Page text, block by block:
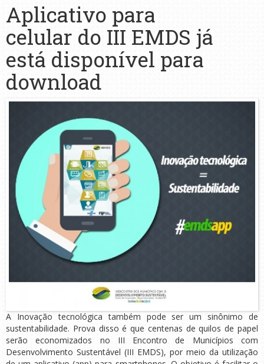
Aplicativo para
celular do III EMDS já
está disponível para
download
A Inovação tecnológica também pode ser um sinônimo de
sustentabilidade. Prova disso é que centenas de quilos de papel
serão economizados no III Encontro de Municípios com
Desenvolvimento Sustentável (III EMDS), por meio da utilização